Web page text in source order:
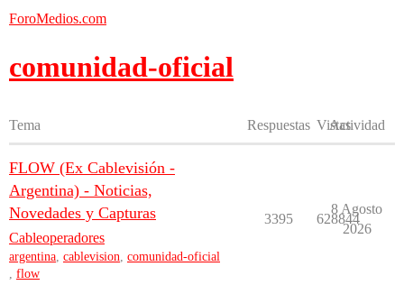
ForoMedios.com
comunidad-oficial
Tema Respuestas Vistas
Actividad
FLOW (Ex Cablevisión -
Argentina) - Noticias,
Novedades y Capturas
Cableoperadores
argentina, cablevision, comunidad-oficial
, flow
3395 628844
8 Agosto
2026